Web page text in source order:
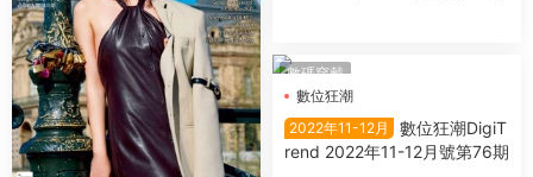
數碼穿戴
數位狂潮
2022年11-12月
數位狂潮DigiT
rend 2022年11-12月號第76期